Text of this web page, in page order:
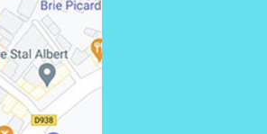
par bouchée (3g)